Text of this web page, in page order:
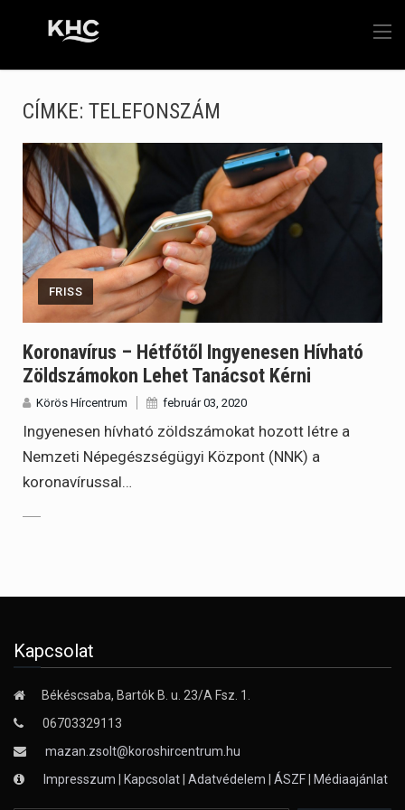
CÍMKE: TELEFONSZÁM
FRISS
Koronavírus – Hétfőtől Ingyenesen Hívható
Zöldszámokon Lehet Tanácsot Kérni
Körös Hírcentrum február 03, 2020
Ingyenesen hívható zöldszámokat hozott létre a
Nemzeti Népegészségügyi Központ (NNK) a
koronavírussal…
Kapcsolat
Békéscsaba, Bartók B. u. 23/A Fsz. 1.
06703329113
mazan.zsolt@koroshircentrum.hu
Impresszum
Kapcsolat Adatvédelem ÁSZF Médiaajánlat